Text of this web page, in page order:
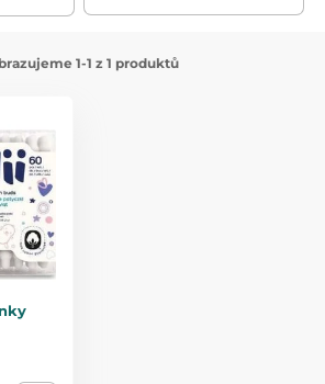
1-1 z 1 produktů